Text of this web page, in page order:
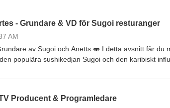
- Grundare & VD för Sugoi resturanger
AM
av Sugoi och Anetts 🍣 I detta avsnitt får du
populära sushikedjan Sugoi och den karibiskt
Resan fortsatte med fler enheter – idag
mat.🥘 🎙️Missa inte detta avsnitt om drömmen att bli
Producent & Programledare